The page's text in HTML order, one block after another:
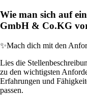
Wie man sich auf
GmbH & Co.KG
✨Mach dich mit den
Lies die
zu den wichtigsten
Erfahrungen und
passen.